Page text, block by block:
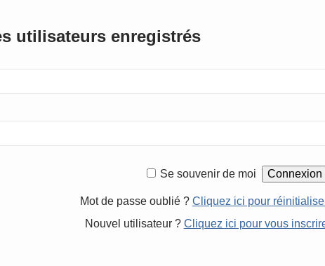
utilisateurs enregistrés
Se souvenir de moi
Mot de passe oublié ? Cliquez ici pour
Nouvel utilisateur ? Cliquez ici pour vous